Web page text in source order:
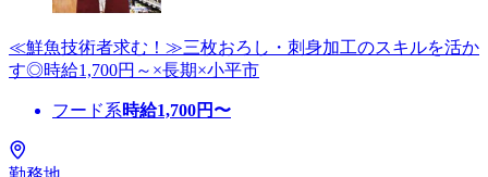
≪鮮魚技術者求む！≫三枚おろし・刺身加工のスキルを活か
す◎時給1,700円～×長期×小平市
フード系時給1,700円〜